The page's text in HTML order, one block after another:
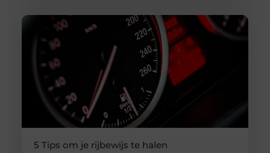
5 Tips om je rijbewijs te halen